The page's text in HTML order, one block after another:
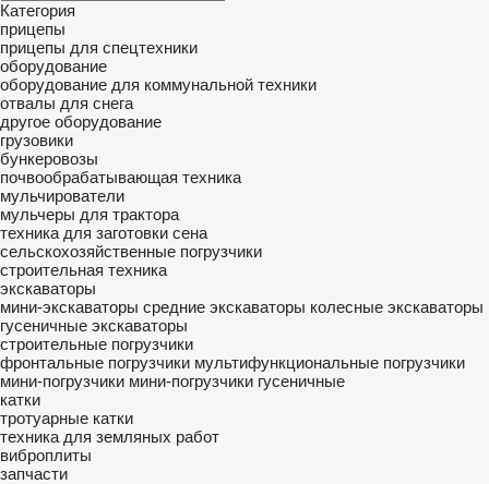
Категория
прицепы
прицепы для спецтехники
оборудование
оборудование для коммунальной техники
отвалы для снега
другое оборудование
грузовики
бункеровозы
почвообрабатывающая техника
мульчирователи
мульчеры для трактора
техника для заготовки сена
сельскохозяйственные погрузчики
строительная техника
экскаваторы
мини-экскаваторы средние экскаваторы колесные экскаваторы
гусеничные экскаваторы
строительные погрузчики
фронтальные погрузчики мультифункциональные погрузчики
мини-погрузчики мини-погрузчики гусеничные
катки
тротуарные катки
техника для земляных работ
виброплиты
запчасти